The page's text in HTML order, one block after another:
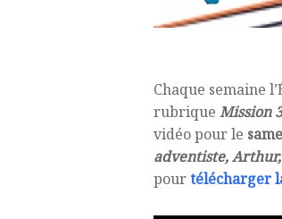
Chaque semaine
rubrique Mission
vidéo pour le
adventiste,
pourtélécharger